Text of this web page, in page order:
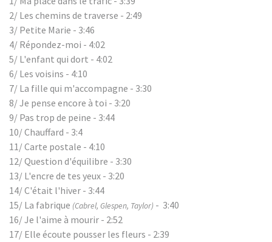
2/ Les chemins de traverse - 2:49
3/ Petite Marie - 3:46
4/ Répondez-moi - 4:02
5/ L'enfant qui dort - 4:02
6/ Les voisins - 4:10
7/ La fille qui m'accompagne - 3:30
8/ Je pense encore à toi - 3:20
9/ Pas trop de peine - 3:44
10/ Chauffard - 3:4
11/ Carte postale - 4:10
12/ Question d'équilibre - 3:30
13/ L'encre de tes yeux - 3:20
14/ C'était l'hiver - 3:44
15/ La fabrique (Cabrel, Glespen, Taylor) - 3:40
16/ Je l'aime à mourir - 2:52
17/ Elle écoute pousser les fleurs - 2:39